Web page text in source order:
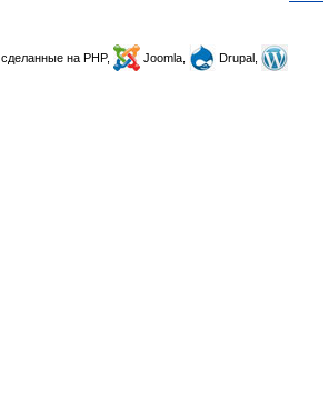
, сделанные на PHP, Joomla,
Drupal,